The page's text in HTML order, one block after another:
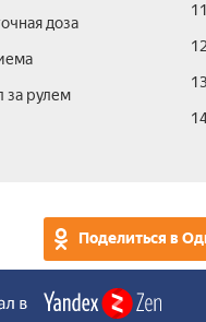
доза
рулем
Поделиться в